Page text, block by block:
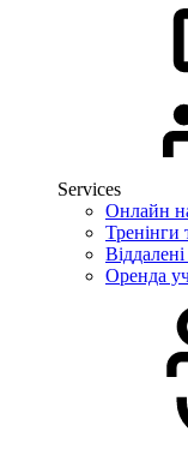
Services
Онлайн
Тренінги
Віддалені
Оренда